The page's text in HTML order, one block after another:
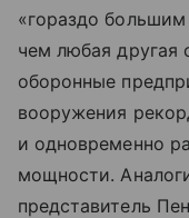
«гораздо
чем любая другая
оборонные
вооружения
и одновременно
мощности.
представитель